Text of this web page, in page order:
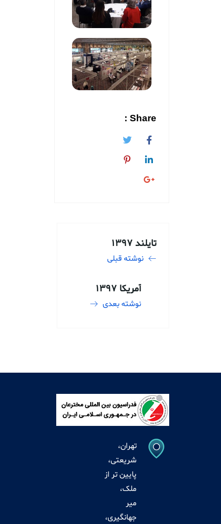
Share :
تایلند 1397
نوشته قبلی
آمریکا 1397
نوشته بعدی
تهران،
شریعتی،
پایین تر از
ملک،
میر
جهانگیری،